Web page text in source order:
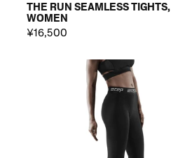
THE RUN SEAMLESS TIGHTS,
WOMEN
¥16,500